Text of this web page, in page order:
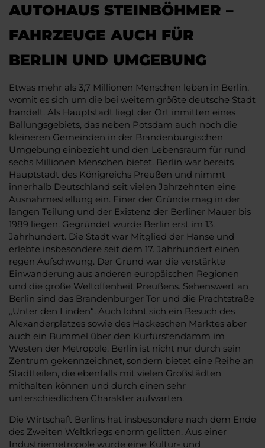
AUTOHAUS STEINBÖHMER –
FAHRZEUGE AUCH FÜR
BERLIN UND UMGEBUNG
Etwas mehr als 3,7 Millionen Menschen leben in Berlin,
womit es sich um die bei weitem größte deutsche Stadt
handelt. Als Hauptstadt liegt der Ort inmitten eines
Ballungsgebiets, das neben Potsdam auch noch die
kleineren Gemeinden in der Brandenburgischen
Umgebung einbezieht und den Lebensraum für rund
sechs Millionen Menschen bietet. Berlin war bereits
Hauptstadt des Königreichs Preußen und nimmt
innerhalb Deutschland seit vielen Jahrzehnten eine
Ausnahmestellung ein. Einer der Gründe mag in der
langen Teilung und der Existenz der Berliner Mauer bis
1989 liegen. Gegründet wurde Berlin erst im 13.
Jahrhundert. Die Stadt war Mitglied der Hanse und
erlebte insbesondere seit dem 17. Jahrhundert einen
regen Aufschwung. Der Grund war die verstärkte
Einwanderung aus anderen europäischen Regionen
und die große Weltoffenheit Preußens. Sehenswert an
Berlin sind das Brandenburger Tor und die Prachtstraße
„Unter den Linden“. Auch lohnt sich ein Besuch des
Alexanderplatzes sowie des Hackeschen Marktes aber
auch ein Bummel über den Kurfürstendamm im
Westen der Metropole. Berlin ist nicht nur durch sein
Zentrum gekennzeichnet, sondern bietet eine Reihe an
Stadtteilen, die ebenfalls mit vielen Großstädten
mithalten können und durch einen sehr
unterschiedlichen Charakter aufwarten.
Die Wirtschaft Berlins hat insbesondere nach dem Ende
des Zweiten Weltkriegs enorm gelitten. Aus einer
Industriemetropole wurde eine Kultur- und